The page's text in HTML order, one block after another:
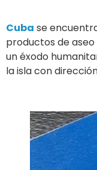
Cuba se
productos de
un éxodo
la isla con